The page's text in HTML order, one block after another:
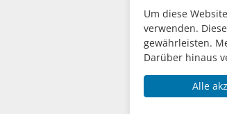
Um diese
verwenden.
gewährleisten.
Darüber hinaus
Alle